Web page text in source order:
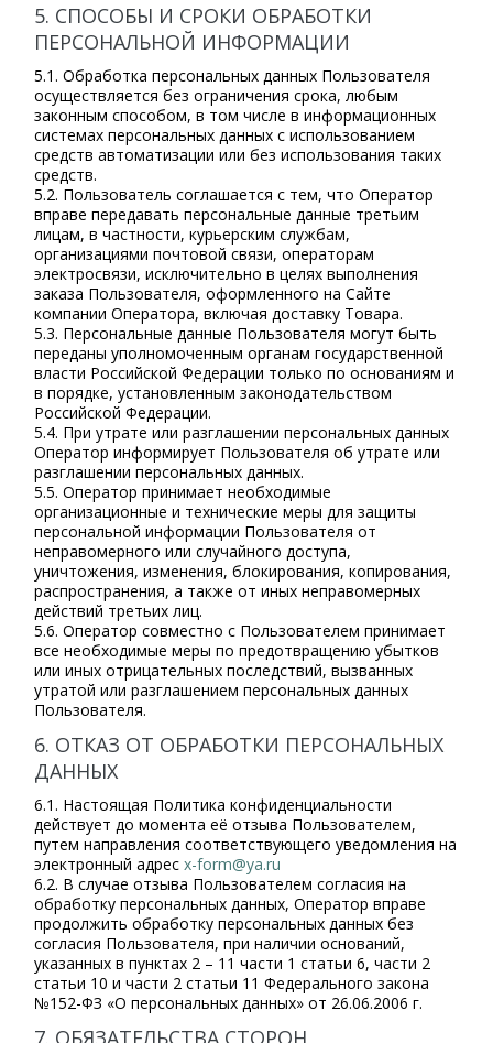
5. СПОСОБЫ И СРОКИ ОБРАБОТКИ
ПЕРСОНАЛЬНОЙ ИНФОРМАЦИИ
5.1. Обработка персональных данных Пользователя
осуществляется без ограничения срока, любым
законным способом, в том числе в информационных
системах персональных данных с использованием
средств автоматизации или без использования таких
средств.
5.2. Пользователь соглашается с тем, что Оператор
вправе передавать персональные данные третьим
лицам, в частности, курьерским службам,
организациями почтовой связи, операторам
электросвязи, исключительно в целях выполнения
заказа Пользователя, оформленного на Сайте
компании Оператора, включая доставку Товара.
5.3. Персональные данные Пользователя могут быть
переданы уполномоченным органам государственной
власти Российской Федерации только по основаниям и
в порядке, установленным законодательством
Российской Федерации.
5.4. При утрате или разглашении персональных данных
Оператор информирует Пользователя об утрате или
разглашении персональных данных.
5.5. Оператор принимает необходимые
организационные и технические меры для защиты
персональной информации Пользователя от
неправомерного или случайного доступа,
уничтожения, изменения, блокирования, копирования,
распространения, а также от иных неправомерных
действий третьих лиц.
5.6. Оператор совместно с Пользователем принимает
все необходимые меры по предотвращению убытков
или иных отрицательных последствий, вызванных
утратой или разглашением персональных данных
Пользователя.
6. ОТКАЗ ОТ ОБРАБОТКИ ПЕРСОНАЛЬНЫХ
ДАННЫХ
6.1. Настоящая Политика конфиденциальности
действует до момента её отзыва Пользователем,
путем направления соответствующего уведомления на
электронный адресx-form@ya.ru
6.2. В случае отзыва Пользователем согласия на
обработку персональных данных, Оператор вправе
продолжить обработку персональных данных без
согласия Пользователя, при наличии оснований,
указанных в пунктах 2 – 11 части 1 статьи 6, части 2
статьи 10 и части 2 статьи 11 Федерального закона
№152-ФЗ «О персональных данных» от 26.06.2006 г.
7. ОБЯЗАТЕЛЬСТВА СТОРОН